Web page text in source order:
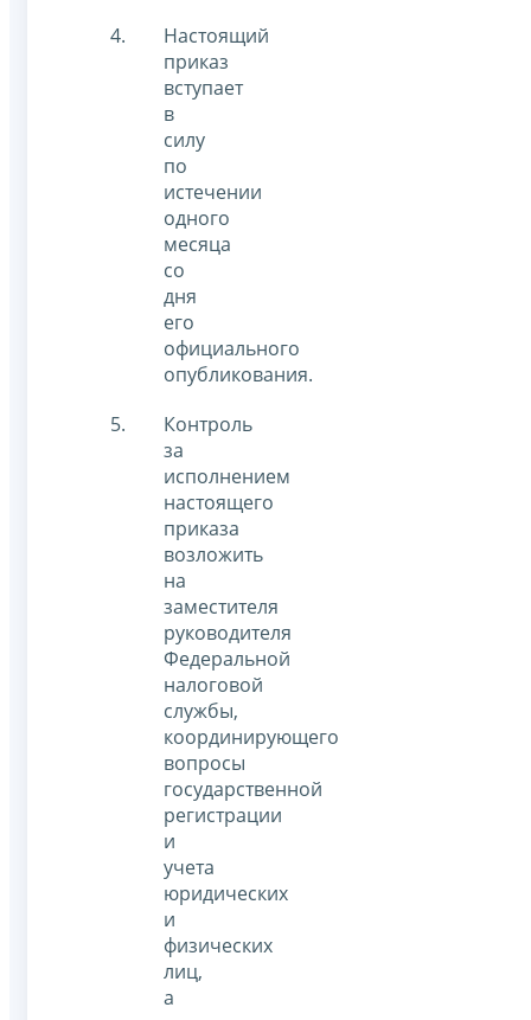
Настоящий
приказ
вступает
в
силу
по
истечении
одного
месяца
со
дня
его
официального
опубликования.
Контроль
за
исполнением
настоящего
приказа
возложить
на
заместителя
руководителя
Федеральной
налоговой
службы,
координирующего
вопросы
государственной
регистрации
и
учета
юридических
и
физических
лиц,
а